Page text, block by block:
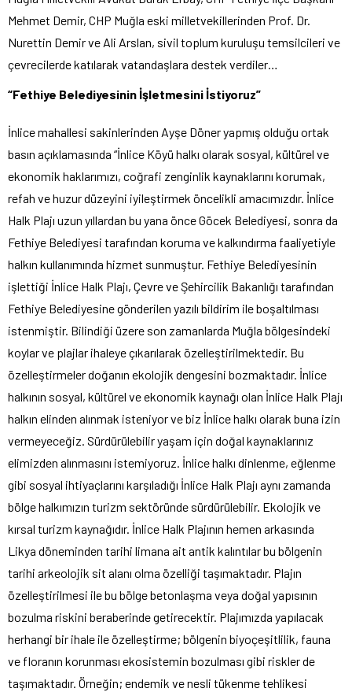
Mehmet Demir, CHP Muğla eski milletvekillerinden Prof. Dr.
Nurettin Demir ve Ali Arslan, sivil toplum kuruluşu temsilcileri ve
çevrecilerde katılarak vatandaşlara destek verdiler…
“Fethiye Belediyesinin İşletmesini İstiyoruz”
İnlice mahallesi sakinlerinden Ayşe Döner yapmış olduğu ortak
basın açıklamasında “İnlice Köyü halkı olarak sosyal, kültürel ve
ekonomik haklarımızı, coğrafi zenginlik kaynaklarını korumak,
refah ve huzur düzeyini iyileştirmek öncelikli amacımızdır. İnlice
Halk Plajı uzun yıllardan bu yana önce Göcek Belediyesi, sonra da
Fethiye Belediyesi tarafından koruma ve kalkındırma faaliyetiyle
halkın kullanımında hizmet sunmuştur. Fethiye Belediyesinin
işlettiği İnlice Halk Plajı, Çevre ve Şehircilik Bakanlığı tarafından
Fethiye Belediyesine gönderilen yazılı bildirim ile boşaltılması
istenmiştir. Bilindiği üzere son zamanlarda Muğla bölgesindeki
koylar ve plajlar ihaleye çıkarılarak özelleştirilmektedir. Bu
özelleştirmeler doğanın ekolojik dengesini bozmaktadır. İnlice
halkının sosyal, kültürel ve ekonomik kaynağı olan İnlice Halk Plajı
halkın elinden alınmak isteniyor ve biz İnlice halkı olarak buna izin
vermeyeceğiz. Sürdürülebilir yaşam için doğal kaynaklarınız
elimizden alınmasını istemiyoruz. İnlice halkı dinlenme, eğlenme
gibi sosyal ihtiyaçlarını karşıladığı İnlice Halk Plajı aynı zamanda
bölge halkımızın turizm sektöründe sürdürülebilir. Ekolojik ve
kırsal turizm kaynağıdır. İnlice Halk Plajının hemen arkasında
Likya döneminden tarihi limana ait antik kalıntılar bu bölgenin
tarihi arkeolojik sit alanı olma özelliği taşımaktadır. Plajın
özelleştirilmesi ile bu bölge betonlaşma veya doğal yapısının
bozulma riskini beraberinde getirecektir. Plajımızda yapılacak
herhangi bir ihale ile özelleştirme; bölgenin biyoçeşitlilik, fauna
ve floranın korunması ekosistemin bozulması gibi riskler de
taşımaktadır. Örneğin; endemik ve nesli tükenme tehlikesi